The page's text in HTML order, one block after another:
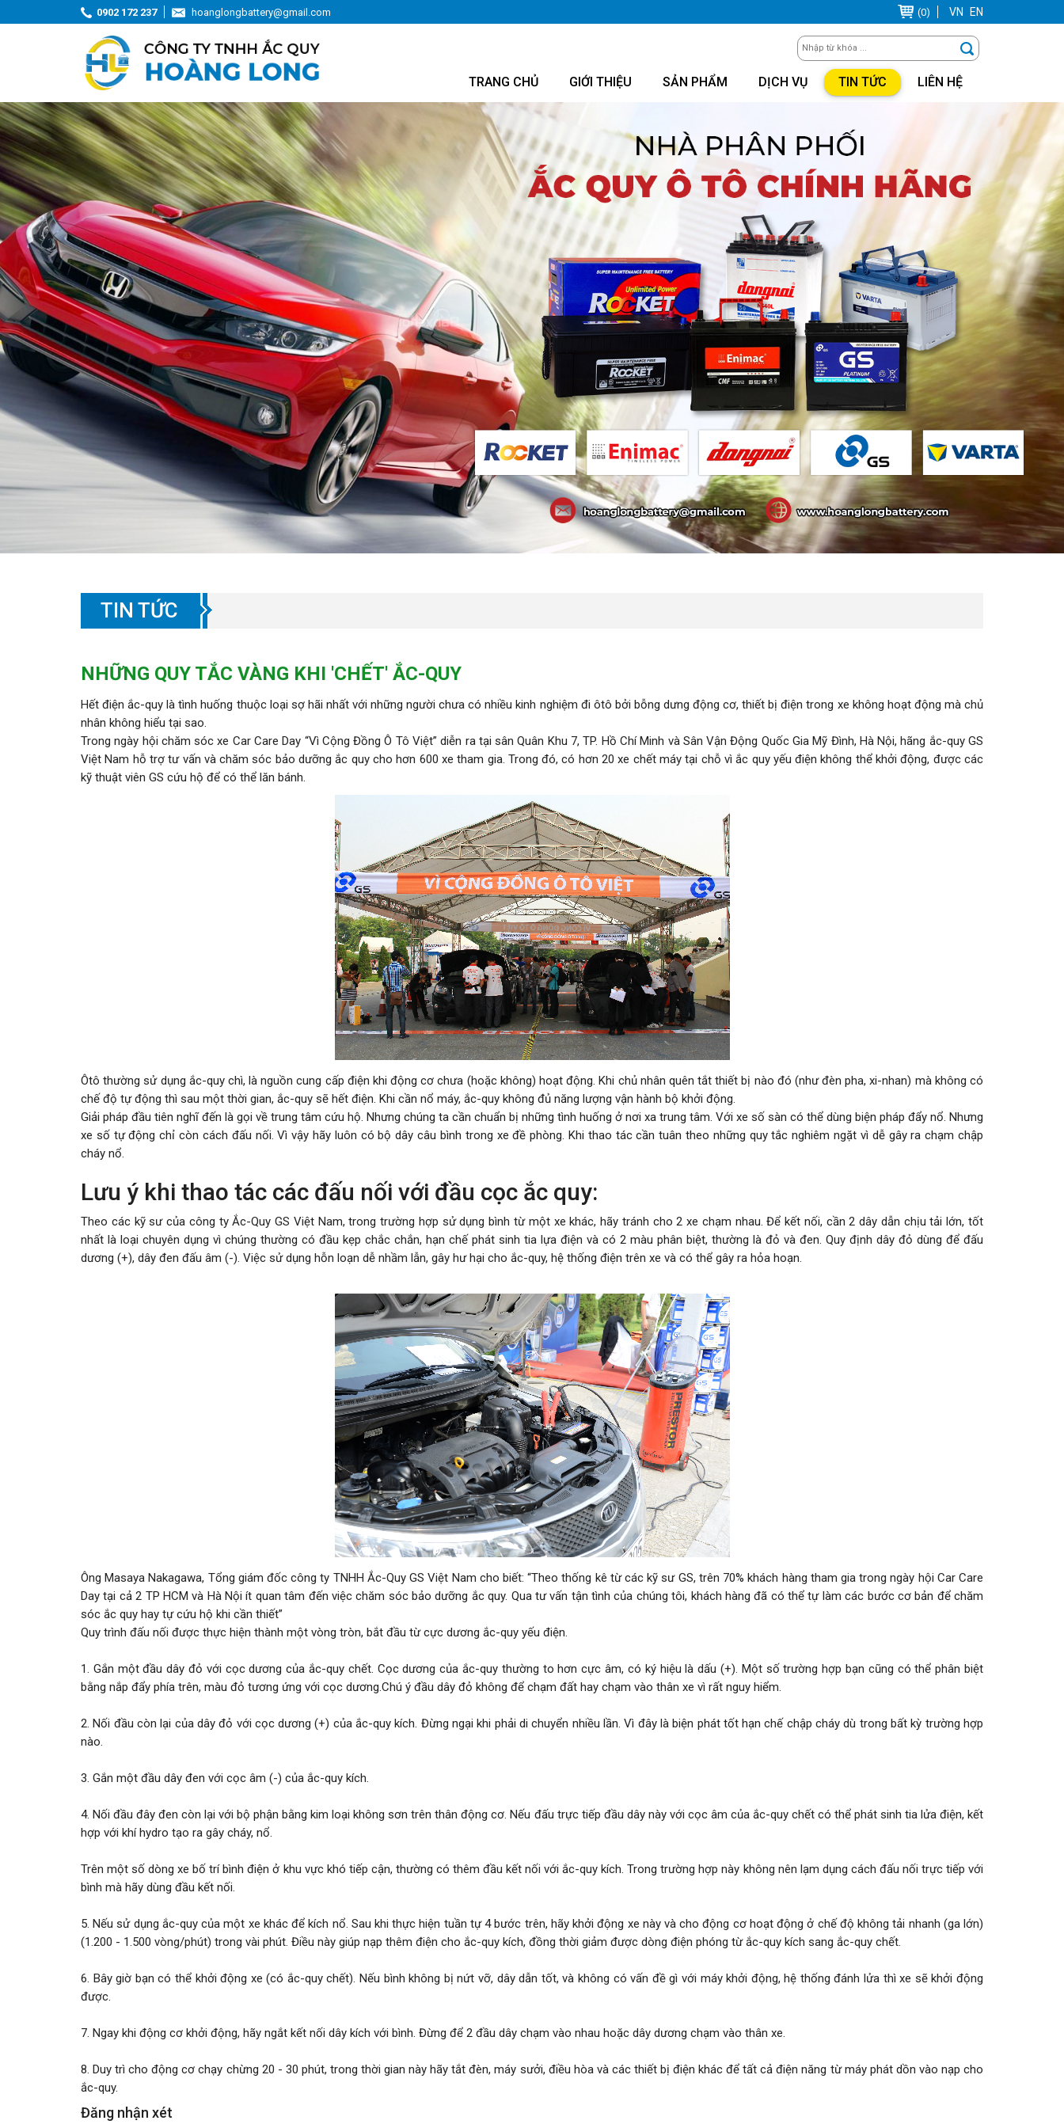
0902 172 237 hoanglongbattery@gmail.com (0) VN EN
TRANG CHỦ GIỚI THIỆU SẢN PHẨM DỊCH VỤ TIN TỨC LIÊN HỆ
TIN TỨC
NHỮNG QUY TẮC VÀNG KHI 'CHẾT' ẮC-QUY
Hết điện ắc-quy là tình huống thuộc loại sợ hãi nhất với những người chưa có nhiều kinh nghiệm đi ôtô bởi bỗng dưng động cơ, thiết bị điện trong xe không hoạt động mà chủ
nhân không hiểu tại sao.
Trong ngày hội chăm sóc xe Car Care Day “Vì Cộng Đồng Ô Tô Việt” diễn ra tại sân Quân Khu 7, TP. Hồ Chí Minh và Sân Vận Động Quốc Gia Mỹ Đình, Hà Nội, hãng ắc-quy GS
Việt Nam hỗ trợ tư vấn và chăm sóc bảo dưỡng ắc quy cho hơn 600 xe tham gia. Trong đó, có hơn 20 xe chết máy tại chỗ vì ắc quy yếu điện không thể khởi động, được các
kỹ thuật viên GS cứu hộ để có thể lăn bánh.
Ôtô thường sử dụng ắc-quy chì, là nguồn cung cấp điện khi động cơ chưa (hoặc không) hoạt động. Khi chủ nhân quên tắt thiết bị nào đó (như đèn pha, xi-nhan) mà không có
chế độ tự động thì sau một thời gian, ắc-quy sẽ hết điện. Khi cần nổ máy, ắc-quy không đủ năng lượng vận hành bộ khởi động.
Giải pháp đầu tiên nghĩ đến là gọi về trung tâm cứu hộ. Nhưng chúng ta cần chuẩn bị những tình huống ở nơi xa trung tâm. Với xe số sàn có thể dùng biện pháp đẩy nổ. Nhưng
xe số tự động chỉ còn cách đấu nối. Vì vậy hãy luôn có bộ dây câu bình trong xe đề phòng. Khi thao tác cần tuân theo những quy tắc nghiêm ngặt vì dễ gây ra chạm chập
cháy nổ.
Lưu ý khi thao tác các đấu nối với đầu cọc ắc quy:
Theo các kỹ sư của công ty Ắc-Quy GS Việt Nam, trong trường hợp sử dụng bình từ một xe khác, hãy tránh cho 2 xe chạm nhau. Để kết nối, cần 2 dây dẫn chịu tải lớn, tốt
nhất là loại chuyên dụng vì chúng thường có đầu kẹp chắc chắn, hạn chế phát sinh tia lựa điện và có 2 màu phân biệt, thường là đỏ và đen. Quy định dây đỏ dùng để đấu
dương (+), dây đen đấu âm (-). Việc sử dụng hỗn loạn dễ nhầm lẫn, gây hư hại cho ắc-quy, hệ thống điện trên xe và có thể gây ra hỏa hoạn.
Ông Masaya Nakagawa, Tổng giám đốc công ty TNHH Ắc-Quy GS Việt Nam cho biết: “Theo thống kê từ các kỹ sư GS, trên 70% khách hàng tham gia trong ngày hội Car Care
Day tại cả 2 TP HCM và Hà Nội ít quan tâm đến việc chăm sóc bảo dưỡng ắc quy. Qua tư vấn tận tình của chúng tôi, khách hàng đã có thể tự làm các bước cơ bản để chăm
sóc ắc quy hay tự cứu hộ khi cần thiết”
Quy trình đấu nối được thực hiện thành một vòng tròn, bắt đầu từ cực dương ắc-quy yếu điện.
1. Gắn một đầu dây đỏ với cọc dương của ắc-quy chết. Cọc dương của ắc-quy thường to hơn cực âm, có ký hiệu là dấu (+). Một số trường hợp bạn cũng có thể phân biệt
bằng nắp đẩy phía trên, màu đỏ tương ứng với cọc dương.Chú ý đầu dây đỏ không để chạm đất hay chạm vào thân xe vì rất nguy hiểm.
2. Nối đầu còn lại của dây đỏ với cọc dương (+) của ắc-quy kích. Đừng ngại khi phải di chuyển nhiều lần. Vì đây là biện phát tốt hạn chế chập cháy dù trong bất kỳ trường hợp
nào.
3. Gắn một đầu dây đen với cọc âm (-) của ắc-quy kích.
4. Nối đầu đây đen còn lại với bộ phận bằng kim loại không sơn trên thân động cơ. Nếu đấu trực tiếp đầu dây này với cọc âm của ắc-quy chết có thể phát sinh tia lửa điện, kết
hợp với khí hydro tạo ra gây cháy, nổ.
Trên một số dòng xe bố trí bình điện ở khu vực khó tiếp cận, thường có thêm đầu kết nối với ắc-quy kích. Trong trường hợp này không nên lạm dụng cách đấu nối trực tiếp với
bình mà hãy dùng đầu kết nối.
5. Nếu sử dụng ắc-quy của một xe khác để kích nổ. Sau khi thực hiện tuần tự 4 bước trên, hãy khởi động xe này và cho động cơ hoạt động ở chế độ không tải nhanh (ga lớn)
(1.200 - 1.500 vòng/phút) trong vài phút. Điều này giúp nạp thêm điện cho ắc-quy kích, đồng thời giảm được dòng điện phóng từ ắc-quy kích sang ắc-quy chết.
6. Bây giờ bạn có thể khởi động xe (có ắc-quy chết). Nếu bình không bị nứt vỡ, dây dẫn tốt, và không có vấn đề gì với máy khởi động, hệ thống đánh lửa thì xe sẽ khởi động
được.
7. Ngay khi động cơ khởi động, hãy ngắt kết nối dây kích với bình. Đừng để 2 đầu dây chạm vào nhau hoặc dây dương chạm vào thân xe.
8. Duy trì cho động cơ chạy chừng 20 - 30 phút, trong thời gian này hãy tắt đèn, máy sưởi, điều hòa và các thiết bị điện khác để tất cả điện năng từ máy phát dồn vào nạp cho
ắc-quy.
Đăng nhận xét